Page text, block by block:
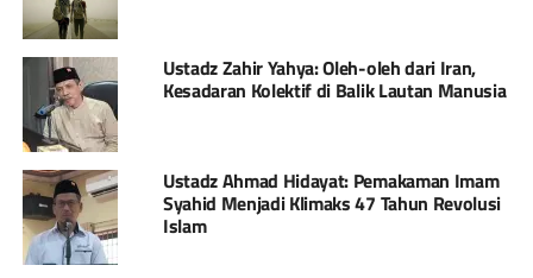
Ustadz Zahir Yahya: Oleh-oleh dari Iran,
Kesadaran Kolektif di Balik Lautan Manusia
Ustadz Ahmad Hidayat: Pemakaman Imam
Syahid Menjadi Klimaks 47 Tahun Revolusi
Islam